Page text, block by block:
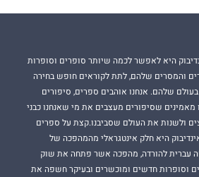
היא לאפשר לכמה שיותר סופרים וסופרות
והמסרים שלהם, לתת לקוראים חופש בחירה
שלהם. אנחנו אוהבים ספרים, סיפורים
מאמינים שסיפורים מעצבים את מי שאנחנו כבני
ולשנות את העולם שסביבנו.קצת על ספרים
היא חלק אינטגראלי מהמהפכה של
עברית להורדה, מהפכה אשר פתחה את שוק
וסופרות חדשים ומוכשרים ובעיקר חשפה את